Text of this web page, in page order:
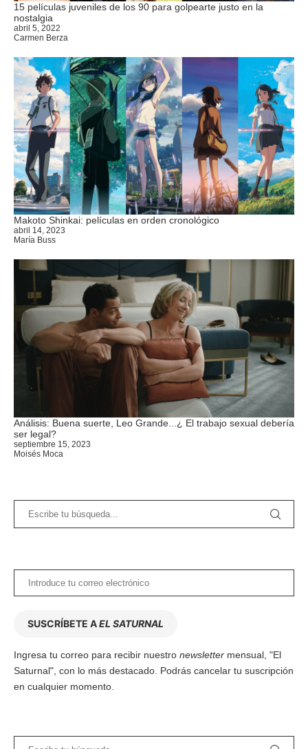
15 películas juveniles de los 90 para golpearte justo en la
nostalgia
abril 5, 2022
Carmen Berza
Makoto Shinkai: películas en orden cronológico
abril 14, 2023
María Buss
Análisis: Buena suerte, Leo Grande...¿ El trabajo sexual debería
ser legal?
septiembre 15, 2023
Moisés Moca
SUSCRÍBETE AEL SATURNAL
Ingresa tu correo para recibir nuestro newsletter mensual, "El
Saturnal", con lo más destacado. Podrás cancelar tu suscripción
en cualquier momento.